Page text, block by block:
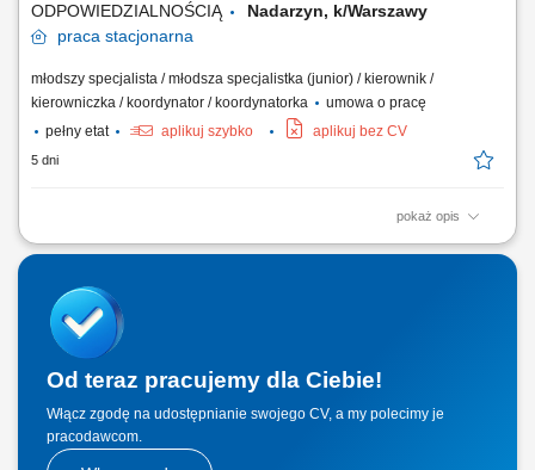
ODPOWIEDZIALNOŚCIĄ
Nadarzyn, k/Warszawy
praca stacjonarna
młodszy specjalista / młodsza specjalistka (junior) / kierownik /
kierowniczka / koordynator / koordynatorka
umowa o pracę
pełny etat
aplikuj szybko aplikuj bez CV
5 dni
pokaż opis
Zakres obowiązków: Koordynowanie zgłoszeń serwisowych – od
klientom, pracownikom serwisu oraz partnerom zewnętrznym.
Konfigurowanie urządzeń elektronicznych wykorzystywanych w
systemach kontroli dostępu. Organizacja...
Od teraz pracujemy dla Ciebie!
Włącz zgodę na udostępnianie swojego CV, a my polecimy je
pracodawcom.